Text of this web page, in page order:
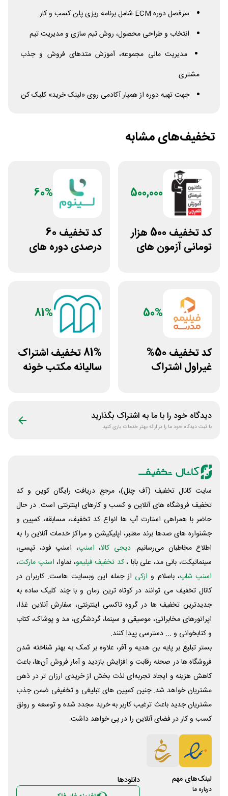
سرفصل دوره ECM شامل برنامه ریزی پلن کسب و کار
انتخاب و طراحی محصول، روش تیم سازی و مدیریت تیم
مدیریت مالی مجموعه، آموزش متدهای فروش و جذب
مشتری
جهت تهیه دوره از همیار آکادمی روی «لینک خرید» کلیک کن
تخفیف‌های مشابه
500,000
کد تخفیف 500 هزار
تومانی آزمون های
60%
کد تخفیف 60
درصدی دوره های
50%
کد تخفیف 50%
غیراول اشتراک
81%
81% تخفیف اشتراک
سالیانه مکتب خونه
دیدگاه خود را با ما به اشتراک بگذارید
با ثبت دیدگاه خود ما را در ارائه بهتر خدمات یاری کنید
سایت کانال تخفیف (آف چنل)، مرجع دریافت رایگان کوپن و کد
تخفیف فروشگاه های آنلاین و کسب و‌ کارهای اینترنتی است. در حال
حاضر با همراهی استارت آپ ها انواع کد تخفیف، مسابقه، کمپین و
جشنواره های صدها برند معتبر، اپلیکیشن و مراکز خدمات آنلاین را به
اطلاع مخاطبان می‌رسانیم. دیجی کالا، اسنپ، اسنپ فود، تپسی،
سینماتیکت، بانی مد، علی‌ بابا ،کد تخفیف فیلیمو، نماوا، اسنپ مارکت،
اسنپ شاپ، باسلام و ازکی از جمله این وبسایت ‌هاست. کاربران در
کانال تخفیف می توانند در کوتاه ترین زمان و با چند کلیک ساده به
جدیدترین تخفیف ها در گروه تاکسی اینترنتی، سفارش آنلاین غذا،
اپراتورهای مخابراتی، موسیقی و سینما، گردشگری، مد و پوشاک، کتاب
و کتابخوانی و ... دسترسی پیدا کنند.
بستر تبلیغ بر پایه بن هدیه و آفر، علاوه بر کمک به بهتر شناخته شدن
فروشگاه ها در صحنه رقابت و افزایش بازدید و آمار فروش آن‌ها، باعث
کاهش هزینه و ایجاد تجربه‌ای لذت بخش از خریدی ارزان تر در ذهن
مشتریان خواهد شد. چنین کمپین های تبلیغی و تخفیفی ضمن جذب
مشتریان جدید باعث ترغیب کاربر به خرید مجدد شده و توسعه و رونق
کسب و کار در فضای آنلاین را در پی خواهد داشت.
لینک‌های مهم
درباره ما
دانلود‌ها